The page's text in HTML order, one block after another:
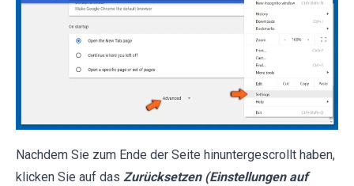
Nachdem Sie zum Ende der Seite hinuntergescrollt haben,
klicken Sie auf das Zurücksetzen (Einstellungen auf